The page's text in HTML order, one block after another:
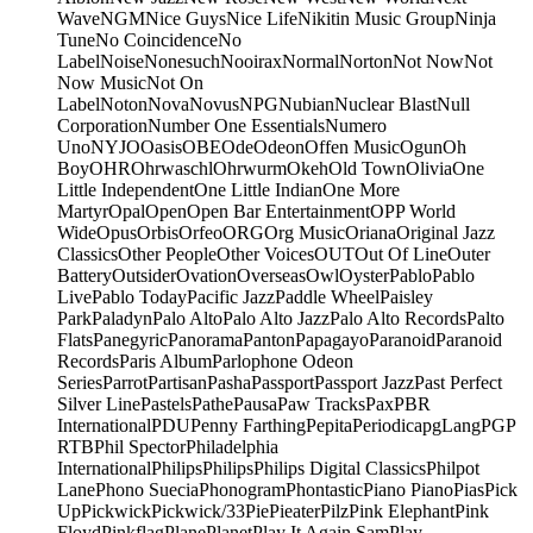
WaveNGMNice GuysNice LifeNikitin Music GroupNinja
TuneNo CoincidenceNo
LabelNoiseNonesuchNooiraxNormalNortonNot NowNot
Now MusicNot On
LabelNotonNovaNovusNPGNubianNuclear BlastNull
CorporationNumber One EssentialsNumero
UnoNYJOOasisOBEOdeOdeonOffen MusicOgunOh
BoyOHROhrwaschlOhrwurmOkehOld TownOliviaOne
Little IndependentOne Little IndianOne More
MartyrOpalOpenOpen Bar EntertainmentOPP World
WideOpusOrbisOrfeoORGOrg MusicOrianaOriginal Jazz
ClassicsOther PeopleOther VoicesOUTOut Of LineOuter
BatteryOutsiderOvationOverseasOwlOysterPabloPablo
LivePablo TodayPacific JazzPaddle WheelPaisley
ParkPaladynPalo AltoPalo Alto JazzPalo Alto RecordsPalto
FlatsPanegyricPanoramaPantonPapagayoParanoidParanoid
RecordsParis AlbumParlophone Odeon
SeriesParrotPartisanPashaPassportPassport JazzPast Perfect
Silver LinePastelsPathePausaPaw TracksPaxPBR
InternationalPDUPenny FarthingPepitaPeriodicapgLangPGP
RTBPhil SpectorPhiladelphia
InternationalPhilipsPhilipsPhilips Digital ClassicsPhilpot
LanePhono SueciaPhonogramPhontasticPiano PianoPiasPick
UpPickwickPickwick/33PiePieaterPilzPink ElephantPink